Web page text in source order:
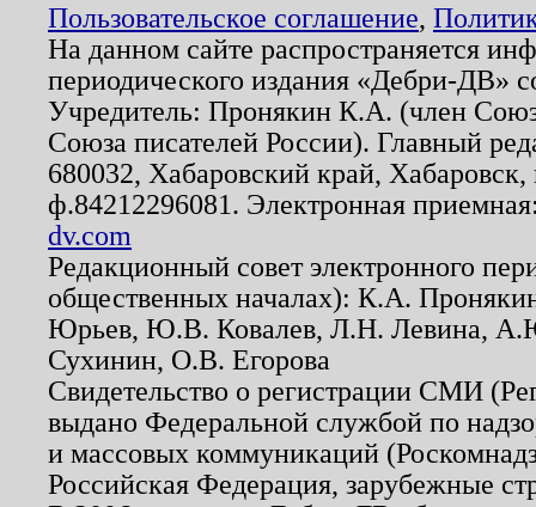
Пользовательское соглашение,
На данном сайте распространяется
периодического издания «Дебри-ДВ»
Учредитель: Пронякин К.А. (член
Союза писателей России). Главный
680032, Хабаровский край,
ф.84212296081. Электронная
dv.com
Редакционный совет электронного
общественных началах): К.А.
Юрьев, Ю.В. Ковалев, Л.Н. Левина,
Сухинин, О.В. Егорова
Свидетельство о регистрации СМИ
выдано Федеральной службой по
и массовых коммуникаций
Российская Федерация, зарубежные